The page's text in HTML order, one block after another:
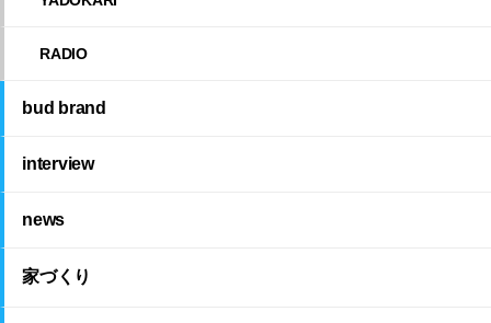
RADIO
bud brand
interview
news
家づくり